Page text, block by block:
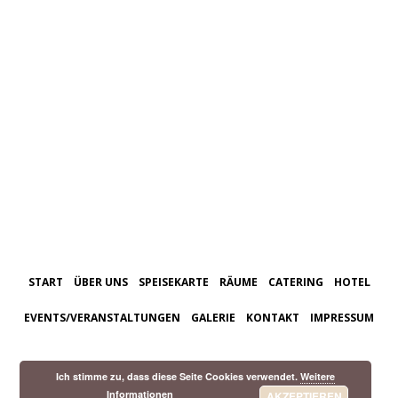
START ÜBER UNS SPEISEKARTE RÄUME CATERING HOTEL
EVENTS/VERANSTALTUNGEN GALERIE KONTAKT IMPRESSUM
Ich stimme zu, dass diese Seite Cookies verwendet.Weitere
Informationen